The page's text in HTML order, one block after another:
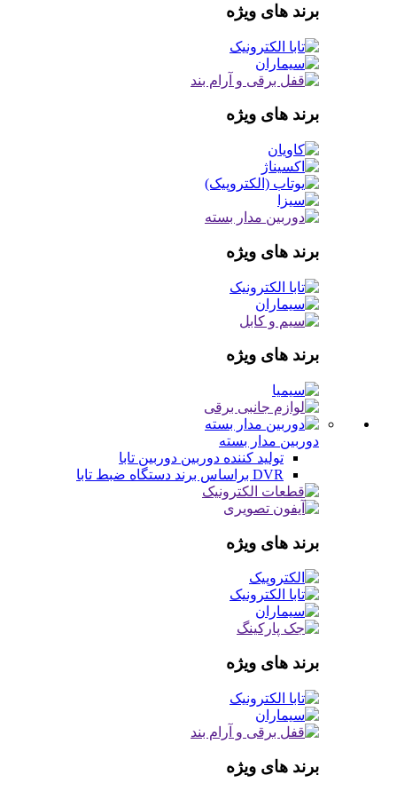
برند های ویژه
برند های ویژه
برند های ویژه
برند های ویژه
دوربین مدار بسته
تولید کننده دوربین دوربین تابا
DVR براساس برند
دستگاه ضبط تابا
برند های ویژه
برند های ویژه
برند های ویژه